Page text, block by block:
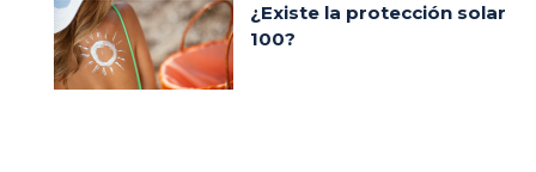
¿Existe la protección solar
100?